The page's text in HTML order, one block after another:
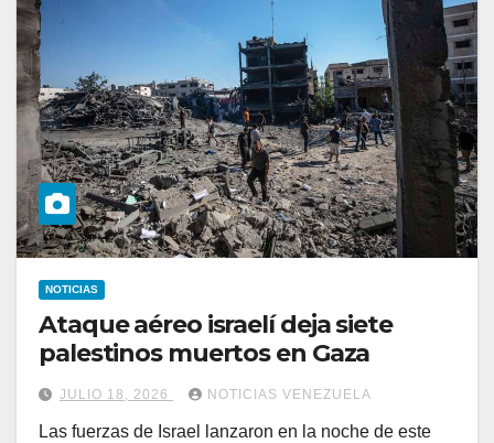
NOTICIAS
Ataque aéreo israelí deja siete
palestinos muertos en Gaza
JULIO 18, 2026 NOTICIAS VENEZUELA
Las fuerzas de Israel lanzaron en la noche de este